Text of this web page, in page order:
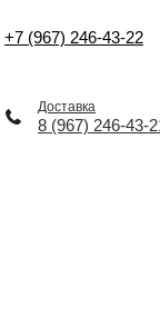
+7 (967) 246-43-22
8 (967) 246-43-
Доставка